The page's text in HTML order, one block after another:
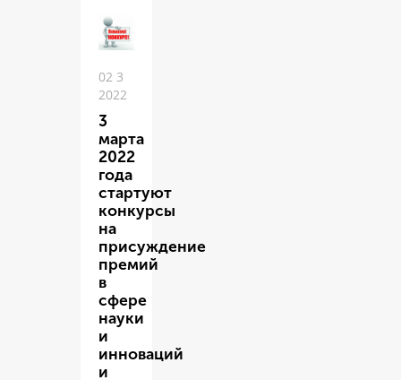
02 3
2022
3
марта
2022
года
стартуют
конкурсы
на
присуждение
премий
в
сфере
науки
и
инноваций
и